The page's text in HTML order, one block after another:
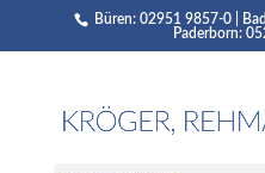
Büren: 02951 9857-0 |
Paderborn: